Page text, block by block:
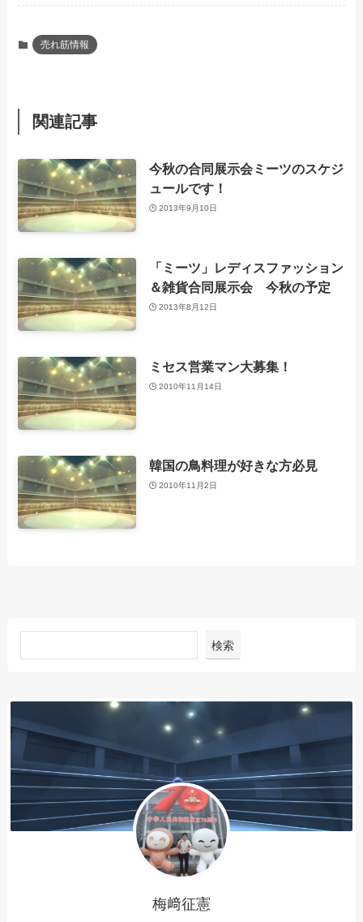
売れ筋情報
関連記事
今秋の合同展示会ミーツのスケジ
ュールです！
2013年9月10日
「ミーツ」レディスファッション
＆雑貨合同展示会 今秋の予定
2013年8月12日
ミセス営業マン大募集！
2010年11月14日
韓国の鳥料理が好きな方必見
2010年11月2日
検索
梅﨑征憲